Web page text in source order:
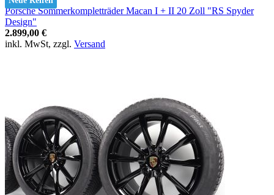
Porsche Sommerkompletträder Macan I + II 20 Zoll "RS Spyder
Design"
2.899,00 €
inkl. MwSt, zzgl. Versand